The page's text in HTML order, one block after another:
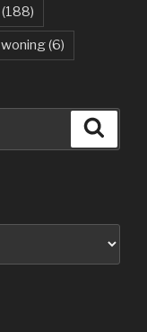
(188)
woning(6)